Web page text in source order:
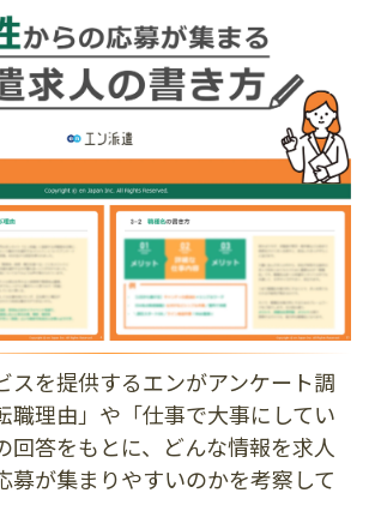
スを提供するエンがアンケート調
職理由」や「仕事で大事にしてい
回答をもとに、どんな情報を求人
募が集まりやすいのかを考察して